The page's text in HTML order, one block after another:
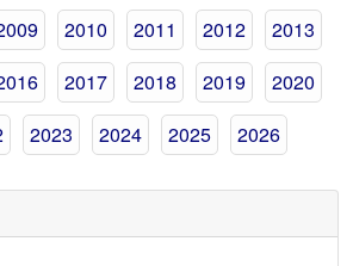
2010 2011 2012
2013
2017 2018 2019
2020
2023 2024 2025 2026